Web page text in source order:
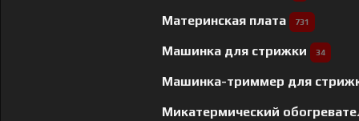
Материнская плата 731
Машинка для стрижки 34
Машинка-триммер для
Микатермический